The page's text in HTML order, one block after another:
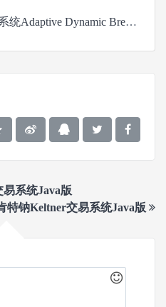
商品期货自适应动态突破系统Adaptive Dynamic Break Out II
系统Java版
特钠Keltner交易系统Java版